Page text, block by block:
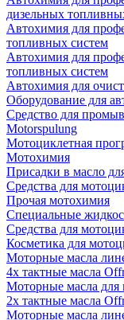
дизельных
Автохимия для
топливных систем
Автохимия для
топливных систем
Автохимия для
Оборудование для
Средство для
Motorspulung
Мотоциклетная
Мотохимия
Присадки в масло
Средства для
Прочая мотохимия
Специальные
Средства для
Косметика для
Моторные масла
4х тактные масла
Моторные масла для
2х тактные масла
Моторные масла